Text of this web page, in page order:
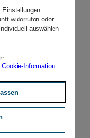
widerrufen oder
auswählen
Cookie-Information